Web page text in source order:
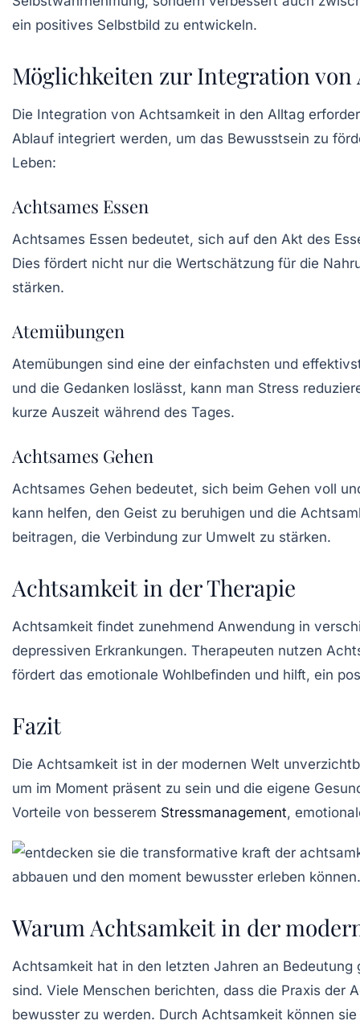
ein positives Selbstbild zu entwickeln.
Möglichkeiten zur Integration
Die Integration von Achtsamkeit in den Alltag
Ablauf integriert werden, um das Bewusstsein zu
Leben:
Achtsames Essen
Achtsames Essen bedeutet, sich auf den Akt des
Dies fördert nicht nur die Wertschätzung für die
stärken.
Atemübungen
Atemübungen sind eine der einfachsten und
und die Gedanken loslässt, kann man Stress
kurze Auszeit während des Tages.
Achtsames Gehen
Achtsames Gehen bedeutet, sich beim Gehen voll
kann helfen, den Geist zu beruhigen und die
beitragen, die Verbindung zur Umwelt zu stärken.
Achtsamkeit in der Therapie
Achtsamkeit findet zunehmend Anwendung in
depressiven Erkrankungen. Therapeuten nutzen
fördert das emotionale Wohlbefinden und hilft, ein
Fazit
Die Achtsamkeit ist in der modernen Welt
um im Moment präsent zu sein und die eigene
Vorteile von besserem Stressmanagement,
Warum Achtsamkeit in der
Achtsamkeit hat in den letzten Jahren an
sind. Viele Menschen berichten, dass die Praxis der
bewusster zu werden. Durch Achtsamkeit können